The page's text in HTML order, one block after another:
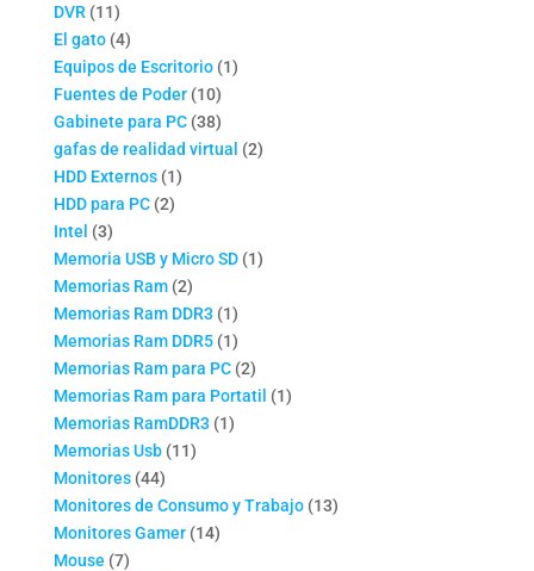
DVR 1111
productos
El gato 44
productos
Equipos de Escritorio 11
Fuentes de Poder 1010
productos
Gabinete para PC 3838
productos
gafas de realidad virtual 22
HDD Externos 11
HDD para PC 22
Intel 33
productos
Memoria USB y Micro SD 11
Memorias Ram 22
productos
Memorias Ram DDR3 11
producto
Memorias Ram DDR5 11
producto
Memorias Ram para PC 22
productos
Memorias Ram para Portatil 11
Memorias RamDDR3 11
Memorias Usb 1111
Monitores 4444
productos
Monitores de Consumo y Trabajo 1313
Monitores Gamer 1414
Mouse 77